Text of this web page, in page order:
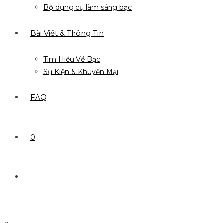
Bộ dụng cụ làm sáng bạc
Bài Viết & Thông Tin
Tìm Hiểu Về Bạc
Sự Kiện & Khuyến Mại
FAQ
0